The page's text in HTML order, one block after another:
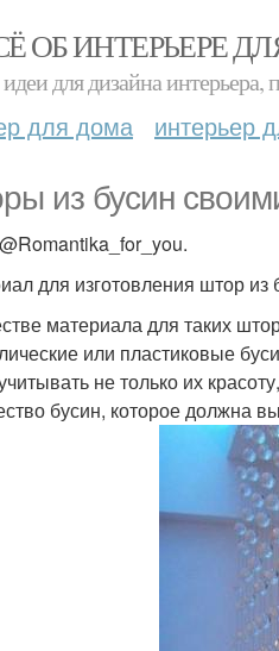
ОБ ИНТЕРЬЕРЕ
для дизайна интерьера,
для дома интерьер
из бусин
для изготовления штор из
материала для таких
или пластиковые
не только их
бусин, которое должна